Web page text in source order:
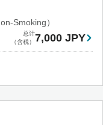
Smoking）
总计
（含税） 7,000 JPY